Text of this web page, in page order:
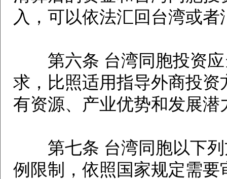
入，可以依法汇回台湾或者
第六条 台湾同胞投资应
求，比照适用指导外商投
有资源、产业优势和发展潜
第七条 台湾同胞以下列
例限制，依照国家规定需